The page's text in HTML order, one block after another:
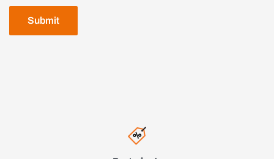
Submit